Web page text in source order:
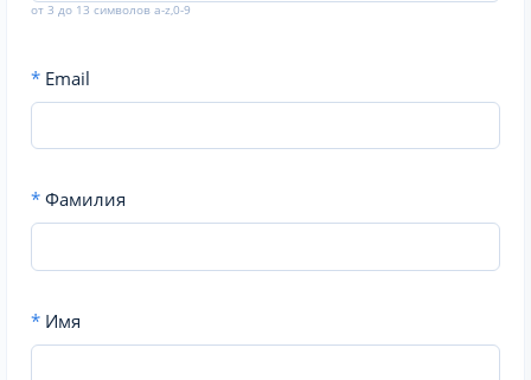
от 3 до 13 символов a-z,0-9
* Email
* Фамилия
* Имя